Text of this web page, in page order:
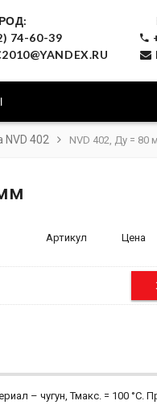
74-60-39
NVD 402 NVD 402, Ду = 80
Артикул Цена
– чугун, Тмакс. = 100 °С.